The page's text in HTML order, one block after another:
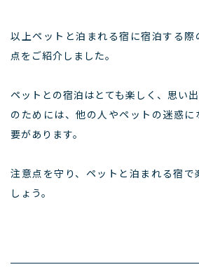
以上ペットと泊まれる宿に宿泊する際
点をご紹介しました。
ペットとの宿泊はとても楽しく、思い
のためには、他の人やペットの迷惑
要があります。
注意点を守り、ペットと泊まれる宿で
しょう。